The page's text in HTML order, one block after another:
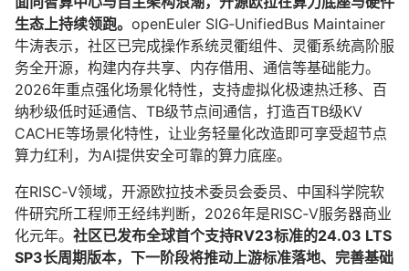
生态上持续领跑。 openEuler SIG‑UnifiedBus Maintainer
牛涛表示，社区已完成操作系统灵衢组件、灵衢系统高阶服
务全开源，构建内存共享、内存借用、通信等基础能力。
2026年重点强化场景化特性，支持虚拟化极速热迁移、百
纳秒级低时延通信、TB级节点间通信，打造百TB级KV
CACHE等场景化特性，让业务轻量化改造即可享受超节点
算力红利，为AI提供安全可靠的算力底座。
在RISC‑V领域，开源欧拉技术委员会委员、中国科学院软
件研究所工程师王经纬判断，2026年是RISC‑V服务器商业
化元年。 社区已发布全球首个支持RV23标准的24.03 LTS
SP3长周期版本，下一阶段将推动上游标准落地、完善基础